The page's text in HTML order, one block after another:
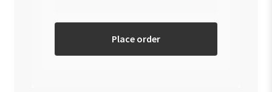
Place order